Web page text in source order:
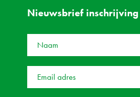
Nieuwsbrief inschrijving